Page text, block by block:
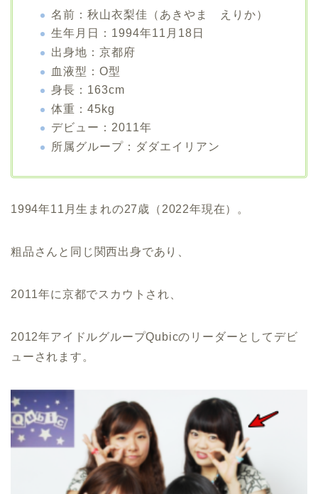
名前：秋山衣梨佳（あきやま えりか）
生年月日：1994年11月18日
出身地：京都府
血液型：O型
身長：163cm
体重：45kg
デビュー：2011年
所属グループ：ダダエイリアン
1994年11月生まれの27歳（2022年現在）。
粗品さんと同じ関西出身であり、
2011年に京都でスカウトされ、
2012年アイドルグループQubicのリーダーとしてデビ
ューされます。